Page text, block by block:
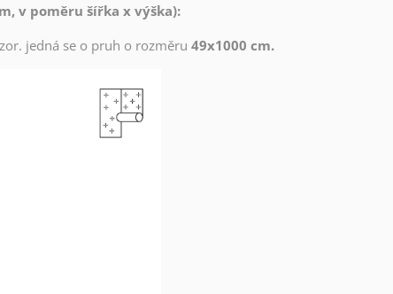
v poměru šířka x výška):
jedná se o pruh o rozměru 49x1000 cm.